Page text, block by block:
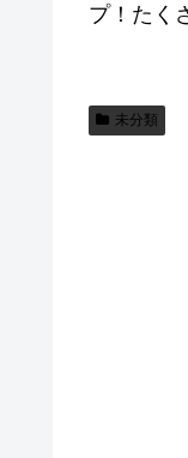
プ！たく
未分類